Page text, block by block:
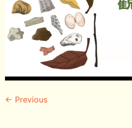
← Previous